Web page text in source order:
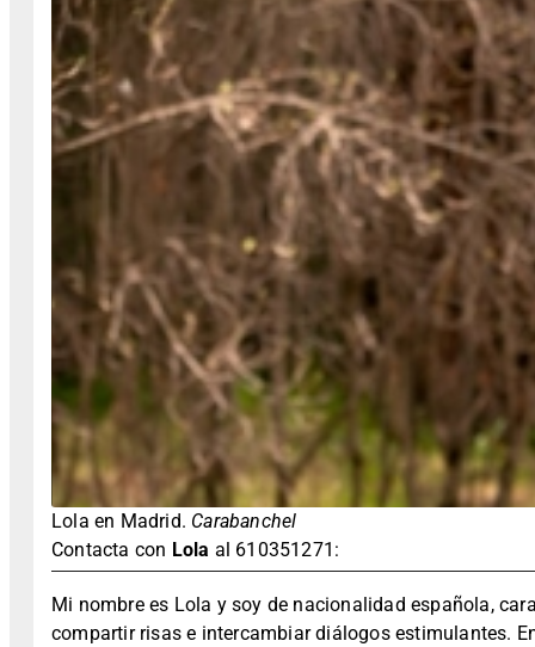
Lola en Madrid. Carabanchel
Contacta con Lola al 610351271:
Mi nombre es Lola y soy de nacionalidad española,
compartir risas e intercambiar diálogos estimulantes.